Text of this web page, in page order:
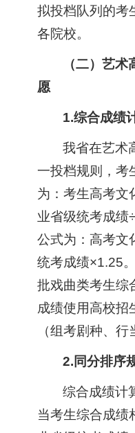
拟投档队列的考
各院校。
（二）艺
愿
1.综合成绩
我省在艺术
一投档规则，考
为：考生高考文
业省级统考成绩
公式为：高考文
统考成绩×1.25
批戏曲类考生综
成绩使用高校招
（组考剧种、行
2.同分排序
综合成绩计
当考生综合成绩